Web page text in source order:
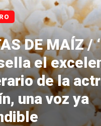
DE MAÍZ /
el
de la
una voz ya